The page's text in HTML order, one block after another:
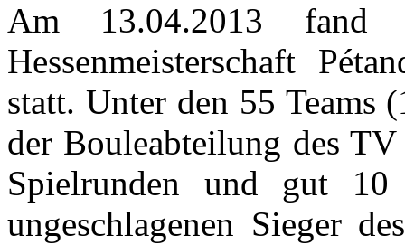
Am 13.04.2013 fand
Hessenmeisterschaft
statt. Unter den 55 Teams
der Bouleabteilung des
Spielrunden und gut 10
ungeschlagenen Sieger